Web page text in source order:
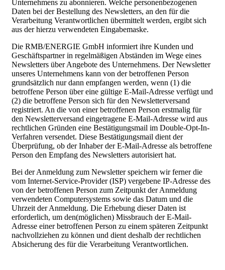
Unternehmens zu abonnieren. Welche personenbezogenen
Daten bei der Bestellung des Newsletters, an den für die
Verarbeitung Verantwortlichen übermittelt werden, ergibt sich
aus der hierzu verwendeten Eingabemaske.
Die RMB/ENERGIE GmbH informiert ihre Kunden und
Geschäftspartner in regelmäßigen Abständen im Wege eines
Newsletters über Angebote des Unternehmens. Der Newsletter
unseres Unternehmens kann von der betroffenen Person
grundsätzlich nur dann empfangen werden, wenn (1) die
betroffene Person über eine gültige E-Mail-Adresse verfügt und
(2) die betroffene Person sich für den Newsletterversand
registriert. An die von einer betroffenen Person erstmalig für
den Newsletterversand eingetragene E-Mail-Adresse wird aus
rechtlichen Gründen eine Bestätigungsmail im Double-Opt-In-
Verfahren versendet. Diese Bestätigungsmail dient der
Überprüfung, ob der Inhaber der E-Mail-Adresse als betroffene
Person den Empfang des Newsletters autorisiert hat.
Bei der Anmeldung zum Newsletter speichern wir ferner die
vom Internet-Service-Provider (ISP) vergebene IP-Adresse des
von der betroffenen Person zum Zeitpunkt der Anmeldung
verwendeten Computersystems sowie das Datum und die
Uhrzeit der Anmeldung. Die Erhebung dieser Daten ist
erforderlich, um den(möglichen) Missbrauch der E-Mail-
Adresse einer betroffenen Person zu einem späteren Zeitpunkt
nachvollziehen zu können und dient deshalb der rechtlichen
Absicherung des für die Verarbeitung Verantwortlichen.